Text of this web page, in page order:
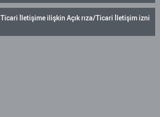
Ticari İletişime ilişkin Açık rıza/Ticari İletişim izni